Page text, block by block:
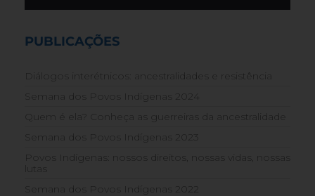
PUBLICAÇÕES
Diálogos interétnicos: ancestralidades e resistência
Semana dos Povos Indígenas 2024
Quem é ela? Conheça as guerreiras da ancestralidade
Semana dos Povos Indígenas 2023
Povos Indígenas: nossos direitos, nossas vidas, nossas
lutas
Semana dos Povos Indígenas 2022